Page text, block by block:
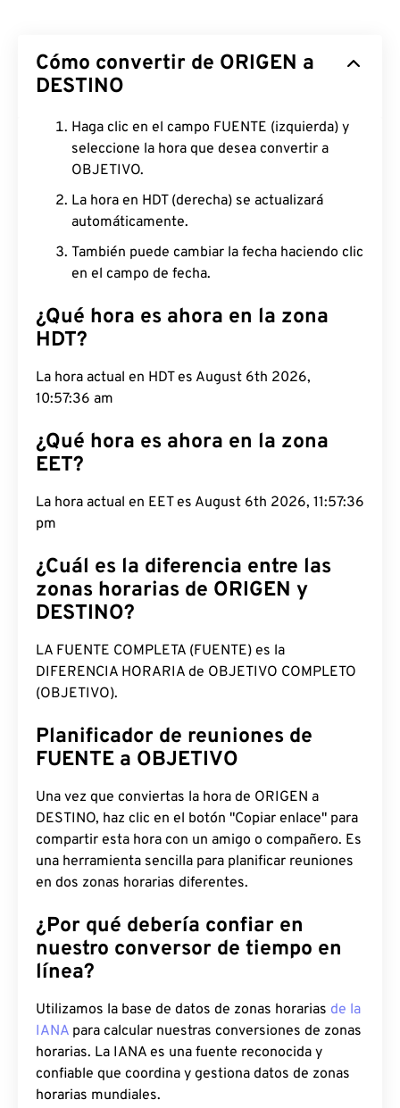
Cómo convertir de ORIGEN a
DESTINO
Haga clic en el campo FUENTE (izquierda) y
seleccione la hora que desea convertir a
OBJETIVO.
La hora en HDT (derecha) se actualizará
automáticamente.
También puede cambiar la fecha haciendo clic
en el campo de fecha.
¿Qué hora es ahora en la zona
HDT?
La hora actual en HDT es August 6th 2026,
10:57:37 am
¿Qué hora es ahora en la zona
EET?
La hora actual en EET es August 6th 2026, 11:57:37
pm
¿Cuál es la diferencia entre las
zonas horarias de ORIGEN y
DESTINO?
LA FUENTE COMPLETA (FUENTE) es la
DIFERENCIA HORARIA de OBJETIVO COMPLETO
(OBJETIVO).
Planificador de reuniones de
FUENTE a OBJETIVO
Una vez que conviertas la hora de ORIGEN a
DESTINO, haz clic en el botón "Copiar enlace" para
compartir esta hora con un amigo o compañero. Es
una herramienta sencilla para planificar reuniones
en dos zonas horarias diferentes.
¿Por qué debería confiar en
nuestro conversor de tiempo en
línea?
Utilizamos la base de datos de zonas horarias de la
IANA para calcular nuestras conversiones de zonas
horarias. La IANA es una fuente reconocida y
confiable que coordina y gestiona datos de zonas
horarias mundiales.